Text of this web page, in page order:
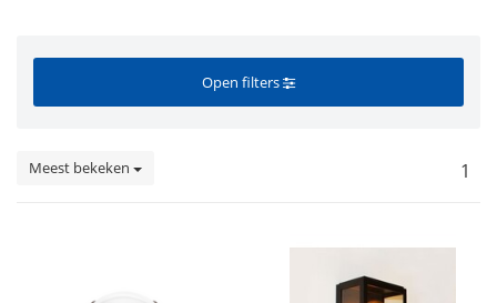
Open filters
Meest bekeken 1